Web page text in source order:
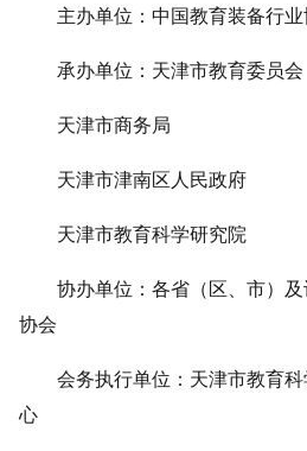
主办单位：中国教育装备行业
承办单位：天津市教育委员会
天津市商务局
天津市津南区人民政府
天津市教育科学研究院
协办单位：各省（区、市）及
协会
会务执行单位：天津市教育科
心